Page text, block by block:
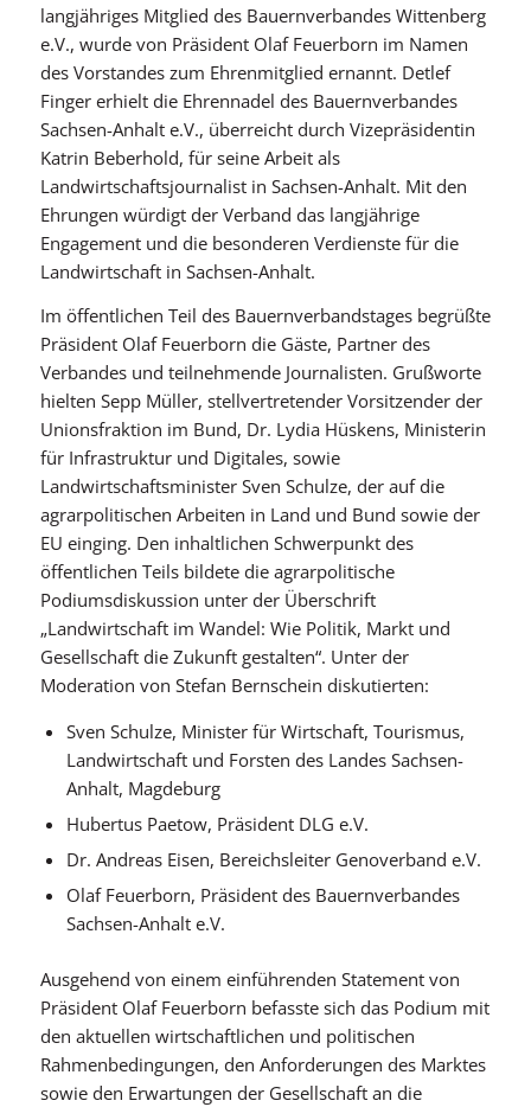
langjähriges Mitglied des Bauernverbandes Wittenberg
e.V., wurde von Präsident Olaf Feuerborn im Namen
des Vorstandes zum Ehrenmitglied ernannt. Detlef
Finger erhielt die Ehrennadel des Bauernverbandes
Sachsen-Anhalt e.V., überreicht durch Vizepräsidentin
Katrin Beberhold, für seine Arbeit als
Landwirtschaftsjournalist in Sachsen-Anhalt. Mit den
Ehrungen würdigt der Verband das langjährige
Engagement und die besonderen Verdienste für die
Landwirtschaft in Sachsen-Anhalt.
Im öffentlichen Teil des Bauernverbandstages begrüßte
Präsident Olaf Feuerborn die Gäste, Partner des
Verbandes und teilnehmende Journalisten. Grußworte
hielten Sepp Müller, stellvertretender Vorsitzender der
Unionsfraktion im Bund, Dr. Lydia Hüskens, Ministerin
für Infrastruktur und Digitales, sowie
Landwirtschaftsminister Sven Schulze, der auf die
agrarpolitischen Arbeiten in Land und Bund sowie der
EU einging. Den inhaltlichen Schwerpunkt des
öffentlichen Teils bildete die agrarpolitische
Podiumsdiskussion unter der Überschrift
„Landwirtschaft im Wandel: Wie Politik, Markt und
Gesellschaft die Zukunft gestalten“. Unter der
Moderation von Stefan Bernschein diskutierten:
Sven Schulze, Minister für Wirtschaft, Tourismus,
Landwirtschaft und Forsten des Landes Sachsen-
Anhalt, Magdeburg
Hubertus Paetow, Präsident DLG e.V.
Dr. Andreas Eisen, Bereichsleiter Genoverband e.V.
Olaf Feuerborn, Präsident des Bauernverbandes
Sachsen-Anhalt e.V.
Ausgehend von einem einführenden Statement von
Präsident Olaf Feuerborn befasste sich das Podium mit
den aktuellen wirtschaftlichen und politischen
Rahmenbedingungen, den Anforderungen des Marktes
sowie den Erwartungen der Gesellschaft an die